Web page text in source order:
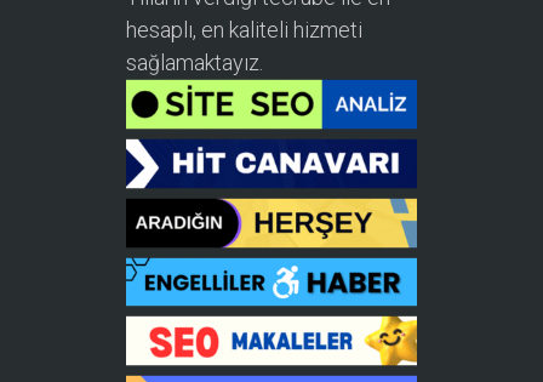
hesaplı, en kaliteli hizmeti
sağlamaktayız.